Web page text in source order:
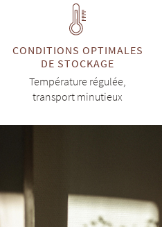
CONDITIONS OPTIMALES
DE STOCKAGE
Température régulée,
transport minutieux